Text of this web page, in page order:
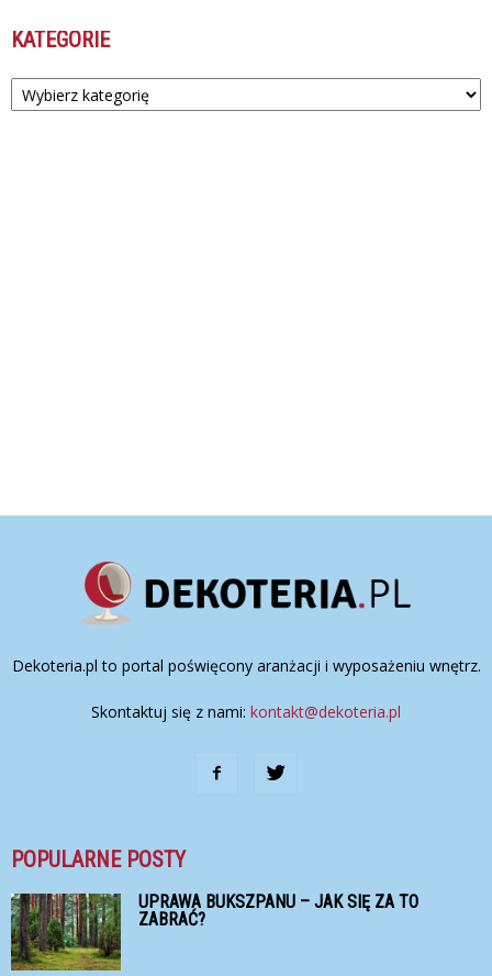
KATEGORIE
Kategorie
Dekoteria.pl to portal poświęcony aranżacji i wyposażeniu wnętrz.
Skontaktuj się z nami: kontakt@dekoteria.pl
POPULARNE POSTY
UPRAWA BUKSZPANU – JAK SIĘ ZA TO
ZABRAĆ?